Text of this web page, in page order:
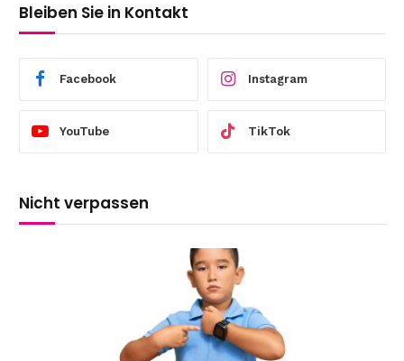
Bleiben Sie in Kontakt
Facebook Instagram
YouTube TikTok
Nicht verpassen